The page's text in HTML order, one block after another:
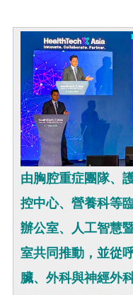
由胸腔重症團隊、
控中心、營養科等
辦公室、人工智慧
室共同推動，並從
臟、外科與神經外